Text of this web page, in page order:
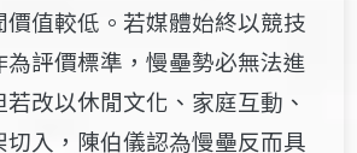
值較低。若媒體始終以競技
評價標準，慢壘勢必無法進
改以休閒文化、家庭互動、
入，陳伯儀認為慢壘反而具